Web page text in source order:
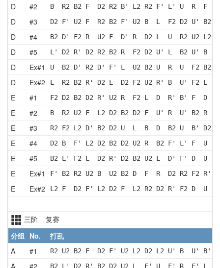
D #2 B  R2 B2 F  D2 R2 B' L2 R2 F' L' U  R  F
D #3 D2 F' U2 F  R2 B2 F' U2 B  L  F2 D2 U' B2
D #4 B2 D' F2 R  U2 F  D' R  D2 L  U  R2 U2 L2
D #5 L' D2 R' D2 R2 B2 R  F2 D2 U' L  B2 U' B  D
D Ex#1 U  B2 D' R2 D' F' L  U2 B2 U  R  U  F2 B2
D Ex#2 L  R2 B2 R' D2 L  D2 F2 U2 R' B  U' F2 L
E #1 F2 D2 B2 D2 R' U2 R  F2 L  D  R' B' F  D
E #2 B  R2 U2 F  L2 D2 B2 D2 F  U' R  U' B2 R
E #3 R2 F2 L2 D' B2 D2 U  L  B  D  B2 U  B' D2
E #4 D2 B  F' L2 D2 B2 D2 U2 R  B2 F' L' F  U
E #5 B2 L' F2 L  D2 R' D2 B2 U2 L  D' F' D  U
E Ex#1 F' B2 R2 U2 B  U2 B2 D  F  R  D2 R2 F2 R'
E Ex#2 L2 F  D2 F' L2 D2 F  L2 R2 D2 R' F2 D  U
三阶 复赛
分组 No.
打乱
A
#1 R2 U2 B2 F  D2 F' U2 L2 D2 L2 U' B  U' B'
A #2 B2 L' D2 R' B2 D2 U2 L  F' U  F' R  F' L